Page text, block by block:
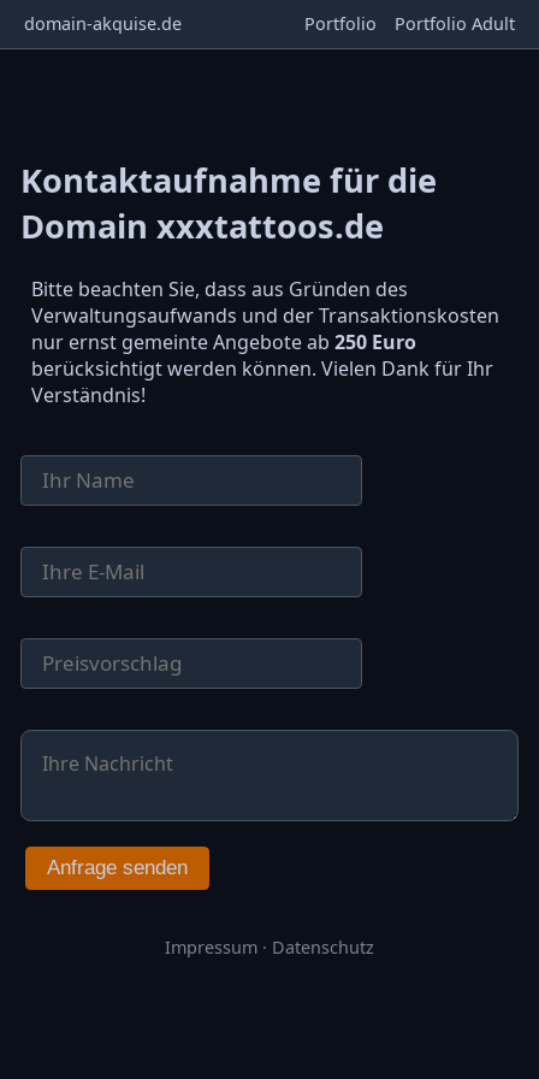
domain-akquise.de Portfolio Portfolio Adult
Kontaktaufnahme für die
Domain xxxtattoos.de
Bitte beachten Sie, dass aus Gründen des
Verwaltungsaufwands und der Transaktionskosten
nur ernst gemeinte Angebote ab 250 Euro
berücksichtigt werden können. Vielen Dank für Ihr
Verständnis!
Anfrage senden
Impressum · Datenschutz